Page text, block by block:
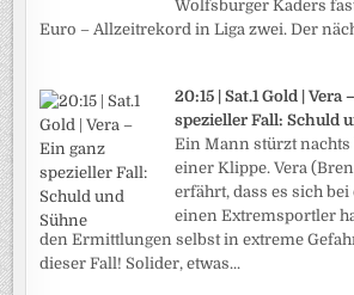
Wolfsburger Kaders
Euro – Allzeitrekord in Liga zwei. Der
20:15 | Sat.1 Gold | Vera
spezieller Fall: Schuld
Ein Mann stürzt
einer Klippe. Vera
erfährt, dass es sich
einen Extremsportler
den Ermittlungen selbst in extreme
dieser Fall! Solider, etwas...